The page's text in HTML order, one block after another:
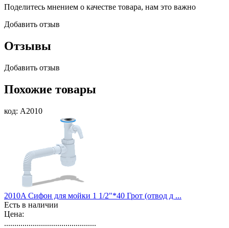
Поделитесь мнением о качестве товара, нам это важно
Добавить отзыв
Отзывы
Добавить отзыв
Похожие товары
код: A2010
2010A Сифон для мойки 1 1/2"*40 Грот (отвод д ...
Есть в наличии
Цена:
.............................................